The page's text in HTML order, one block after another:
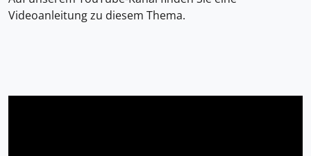
Videoanleitung zu diesem Thema.